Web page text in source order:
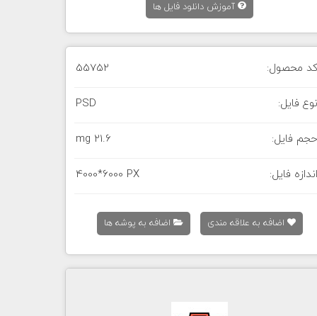
آموزش دانلود فایل ها
کد محصول: 55752
نوع فایل: PSD
حجم فایل: 21.6 mg
اندازه فایل: 4000*6000 PX
اضافه به علاقه مندی اضافه به پوشه ها